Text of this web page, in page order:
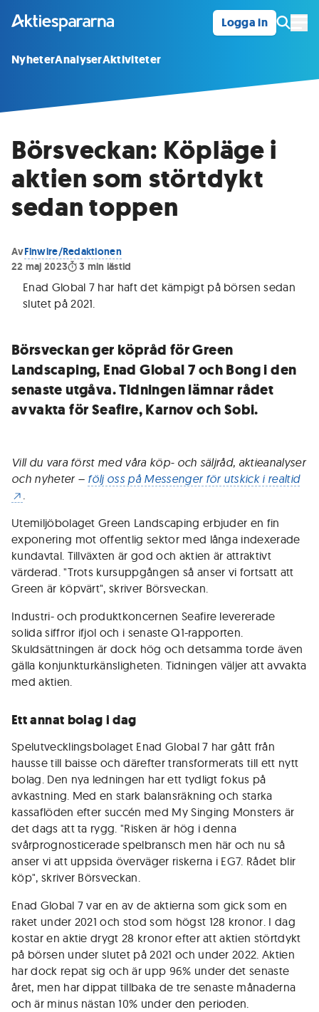
Logga in
NyheterAnalyserAktiviteter
Börsveckan: Köpläge i
aktien som störtdykt
sedan toppen
AvFinwire/Redaktionen
22 maj 2023
3 min lästid
Enad Global 7 har haft det kämpigt på börsen sedan
slutet på 2021.
Börsveckan ger köpråd för Green
Landscaping, Enad Global 7 och Bong i den
senaste utgåva. Tidningen lämnar rådet
avvakta för Seafire, Karnov och Sobi.
Vill du vara först med våra köp- och säljråd, aktieanalyser
och nyheter – följ oss på Messenger för utskick i realtid
.
Utemiljöbolaget Green Landscaping erbjuder en fin
exponering mot offentlig sektor med långa indexerade
kundavtal. Tillväxten är god och aktien är attraktivt
värderad. "Trots kursuppgången så anser vi fortsatt att
Green är köpvärt", skriver Börsveckan.
Industri- och produktkoncernen Seafire levererade
solida siffror ifjol och i senaste Q1-rapporten.
Skuldsättningen är dock hög och detsamma torde även
gälla konjunkturkänsligheten. Tidningen väljer att avvakta
med aktien.
Ett annat bolag i dag
Spelutvecklingsbolaget Enad Global 7 har gått från
hausse till baisse och därefter transformerats till ett nytt
bolag. Den nya ledningen har ett tydligt fokus på
avkastning. Med en stark balansräkning och starka
kassaflöden efter succén med My Singing Monsters är
det dags att ta rygg. "Risken är hög i denna
svårprognosticerade spelbransch men här och nu så
anser vi att uppsida överväger riskerna i EG7. Rådet blir
köp", skriver Börsveckan.
Enad Global 7 var en av de aktierna som gick som en
raket under 2021 och stod som högst 128 kronor. I dag
kostar en aktie drygt 28 kronor efter att aktien störtdykt
på börsen under slutet på 2021 och under 2022. Aktien
har dock repat sig och är upp 96% under det senaste
året, men har dippat tillbaka de tre senaste månaderna
och är minus nästan 10% under den perioden.